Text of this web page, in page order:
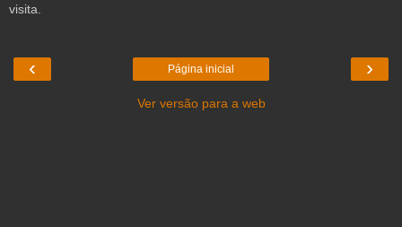
visita.
‹ ›
Página inicial
Ver versão para a web